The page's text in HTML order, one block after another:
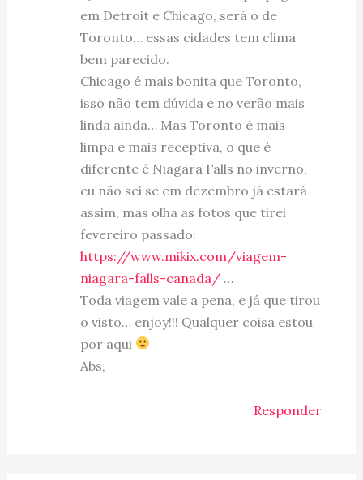
em Detroit e Chicago, será o de
Toronto… essas cidades tem clima
bem parecido.
Chicago é mais bonita que Toronto,
isso não tem dúvida e no verão mais
linda ainda… Mas Toronto é mais
limpa e mais receptiva, o que é
diferente é Niagara Falls no inverno,
eu não sei se em dezembro já estará
assim, mas olha as fotos que tirei
fevereiro passado:
https://www.mikix.com/viagem-
niagara-falls-canada/…
Toda viagem vale a pena, e já que tirou
o visto… enjoy!!! Qualquer coisa estou
por aqui
Abs,
Responder